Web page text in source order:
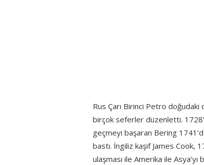
Rus Çarı Birinci Petro doğudaki
birçok seferler düzenletti.
geçmeyi başaran Bering
bastı. İngiliz kaşif James Cook,
ulaşması ile Amerika ile Asya’yı